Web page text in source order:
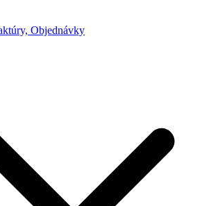
Objednávky